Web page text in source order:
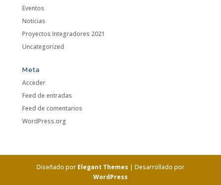
Eventos
Noticias
Proyectos Integradores 2021
Uncategorized
Meta
Acceder
Feed de entradas
Feed de comentarios
WordPress.org
Diseñado por Elegant Themes | Desarrollado por
WordPress